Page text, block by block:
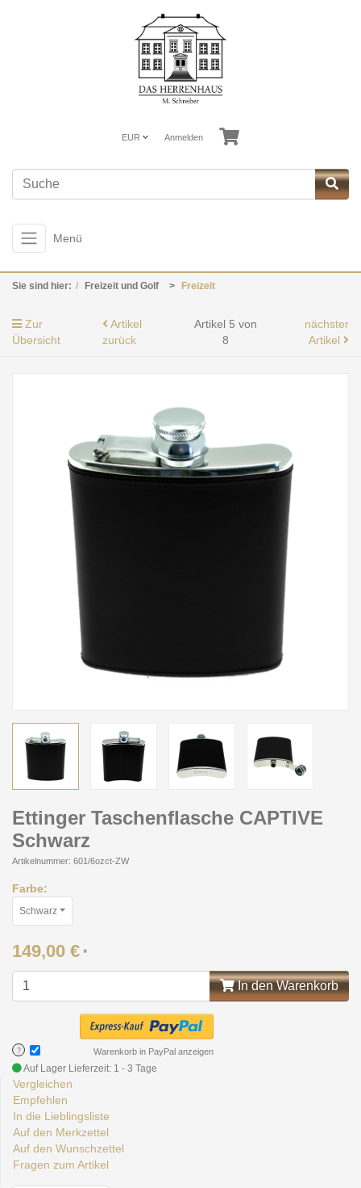
EUR Anmelden
Menü
Sie sind hier: Freizeit und Golf Freizeit
Zur
Übersicht
Artikel
zurück
Artikel 5 von
8
nächster
Artikel
Ettinger Taschenflasche CAPTIVE
Schwarz
Artikelnummer: 601/6ozct-ZW
Farbe:
Schwarz
149,00 € *
In den Warenkorb
? Warenkorb in PayPal anzeigen
Auf Lager Lieferzeit: 1 - 3 Tage
Vergleichen
Empfehlen
In die Lieblingsliste
Auf den Merkzettel
Auf den Wunschzettel
Fragen zum Artikel